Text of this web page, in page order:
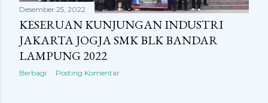
Desember 25, 2022
KESERUAN KUNJUNGAN INDUSTRI
JAKARTA JOGJA SMK BLK BANDAR
LAMPUNG 2022
Berbagi Posting Komentar